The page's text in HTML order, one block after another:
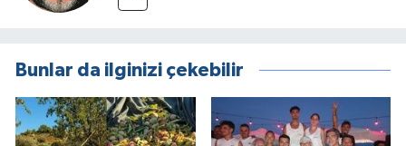
Bunlar da ilginizi çekebilir